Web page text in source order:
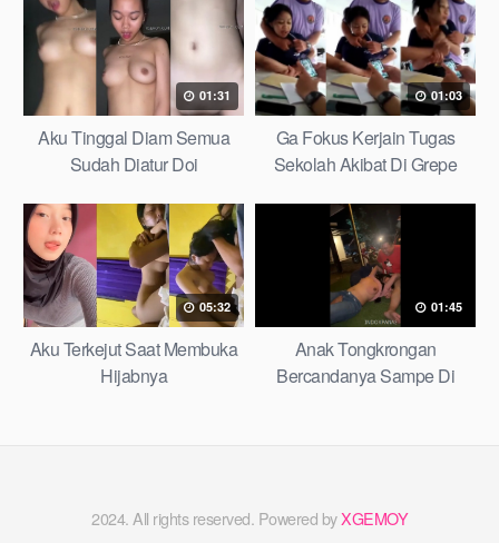
01:31
Aku Tinggal Diam Semua
Sudah Diatur Doi
01:03
Ga Fokus Kerjain Tugas
Sekolah Akibat Di Grepe
05:32
Aku Terkejut Saat Membuka
Hijabnya
01:45
Anak Tongkrongan
Bercandanya Sampe Di
2024. All rights reserved. Powered byXGEMOY